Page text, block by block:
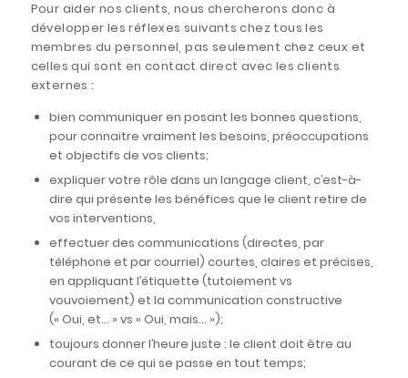
Pour aider nos clients, nous chercherons donc à
développer les réflexes suivants chez tous les
membres du personnel, pas seulement chez ceux et
celles qui sont en contact direct avec les clients
externes :
bien communiquer en posant les bonnes questions,
pour connaitre vraiment les besoins, préoccupations
et objectifs de vos clients;
expliquer votre rôle dans un langage client, c’est-à-
dire qui présente les bénéfices que le client retire de
vos interventions,
effectuer des communications (directes, par
téléphone et par courriel) courtes, claires et précises,
en appliquant l’étiquette (tutoiement vs
vouvoiement) et la communication constructive
(« Oui, et… » vs « Oui, mais… »);
toujours donner l’heure juste : le client doit être au
courant de ce qui se passe en tout temps;